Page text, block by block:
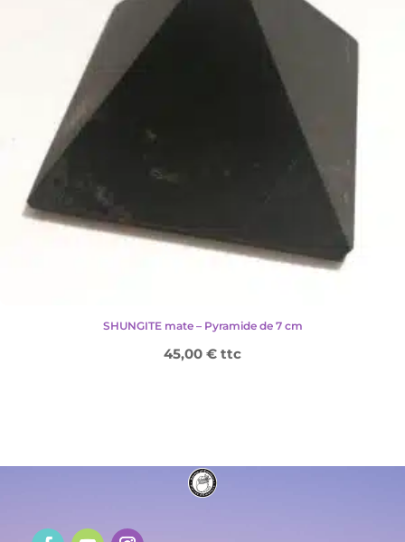
SHUNGITE mate – Pyramide de 7 cm
45,00 € ttc